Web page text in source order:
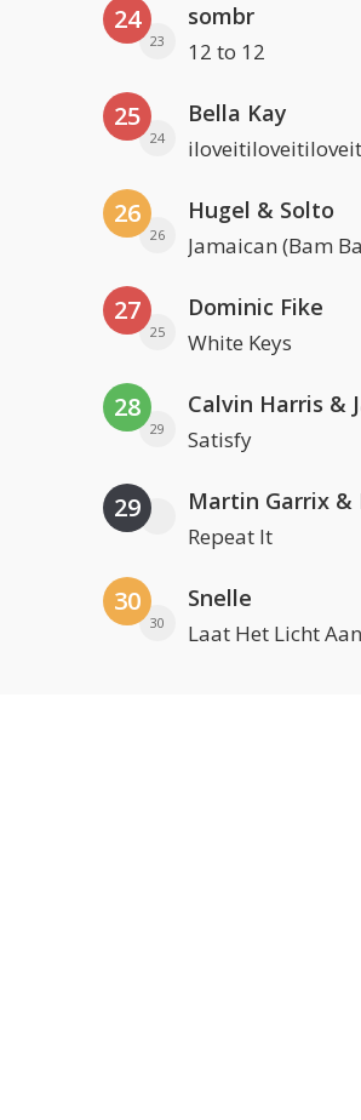
24
23
sombr
12 to 12
25
24
Bella Kay
iloveitiloveitiloveit
26
26
Hugel & Solto
Jamaican (Bam
27
25
Dominic Fike
White Keys
28
29
Calvin Harris &
Satisfy
29 Martin Garrix &
Repeat It
30
30
Snelle
Laat Het Licht Aan